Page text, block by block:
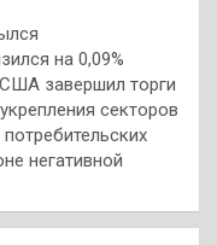
на 0,09%
завершил торги
секторов
негативной